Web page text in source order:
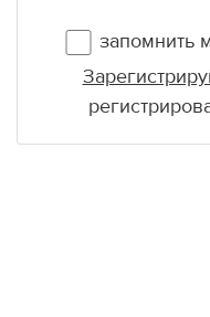
запомнить